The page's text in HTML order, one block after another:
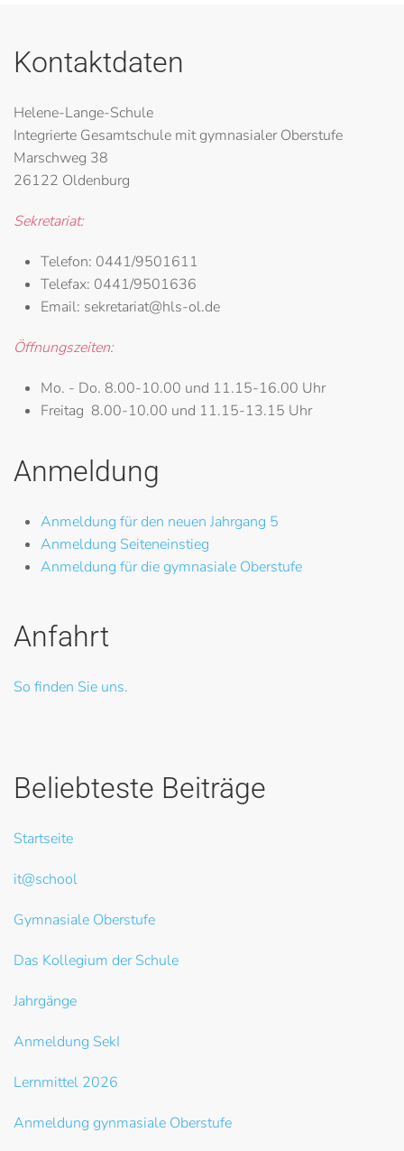
Kontaktdaten
Helene-Lange-Schule
Integrierte Gesamtschule mit gymnasialer Oberstufe
Marschweg 38
26122 Oldenburg
Sekretariat:
Telefon: 0441/9501611
Telefax: 0441/9501636
Email: sekretariat@hls-ol.de
Öffnungszeiten:
Mo. - Do. 8.00-10.00 und 11.15-16.00 Uhr
Freitag 8.00-10.00 und 11.15-13.15 Uhr
Anmeldung
Anmeldung für den neuen Jahrgang 5
Anmeldung Seiteneinstieg
Anmeldung für die gymnasiale Oberstufe
Anfahrt
So finden Sie uns.
Beliebteste Beiträge
Startseite
it@school
Gymnasiale Oberstufe
Das Kollegium der Schule
Jahrgänge
Anmeldung SekI
Lernmittel 2026
Anmeldung gynmasiale Oberstufe